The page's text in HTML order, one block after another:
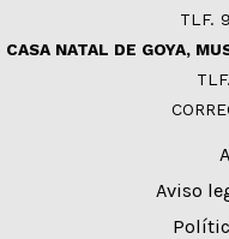
TLF.
CASA NATAL DE GOYA,
Aviso